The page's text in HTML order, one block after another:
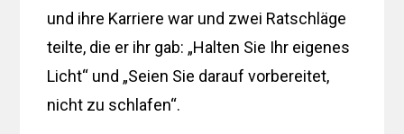
und ihre Karriere war und zwei Ratschläge
teilte, die er ihr gab: „Halten Sie Ihr eigenes
Licht“ und „Seien Sie darauf vorbereitet,
nicht zu schlafen“.